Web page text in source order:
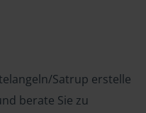
Satrup erstelle
berate Sie zu